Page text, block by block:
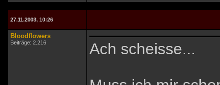
27.11.2003, 10:26
Bloodflowers
Beiträge: 2.216 Ach scheisse...